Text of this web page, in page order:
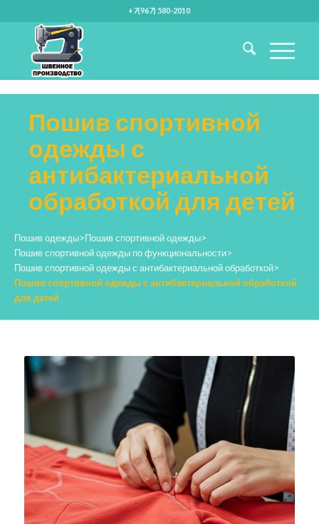
+7(967) 580-2010
Пошив спортивной
одежды с
антибактериальной
обработкой для детей
Пошив одежды>Пошив спортивной одежды>
Пошив спортивной одежды по функциональности>
Пошив спортивной одежды с антибактериальной обработкой>
Пошив спортивной одежды с антибактериальной обработкой
для детей